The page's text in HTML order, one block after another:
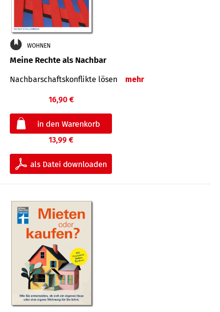
WOHNEN
Meine Rechte als Nachbar
Nach­bar­schafts­konflikte lösen mehr
16,90 €
13,99 €